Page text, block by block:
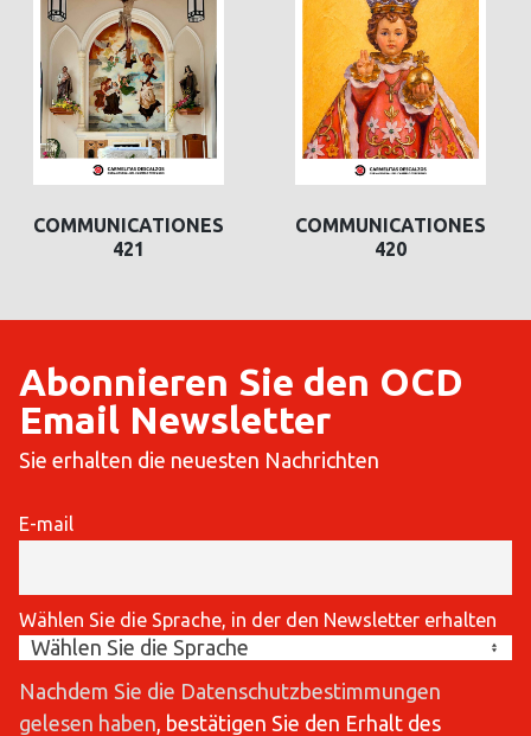
COMMUNICATIONES
420
COMMUNICATIONES
419
Abonnieren Sie den OCD
Email Newsletter
Sie erhalten die neuesten Nachrichten
E-mail
Wählen Sie die Sprache, in der den Newsletter erhalten
Nachdem Sie die Datenschutzbestimmungen
gelesen haben , bestätigen Sie den Erhalt des